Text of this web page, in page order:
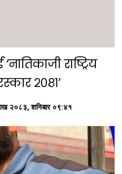
राष्ट्रिय
२०८१’
२०८३, शनिबार ०९:४१